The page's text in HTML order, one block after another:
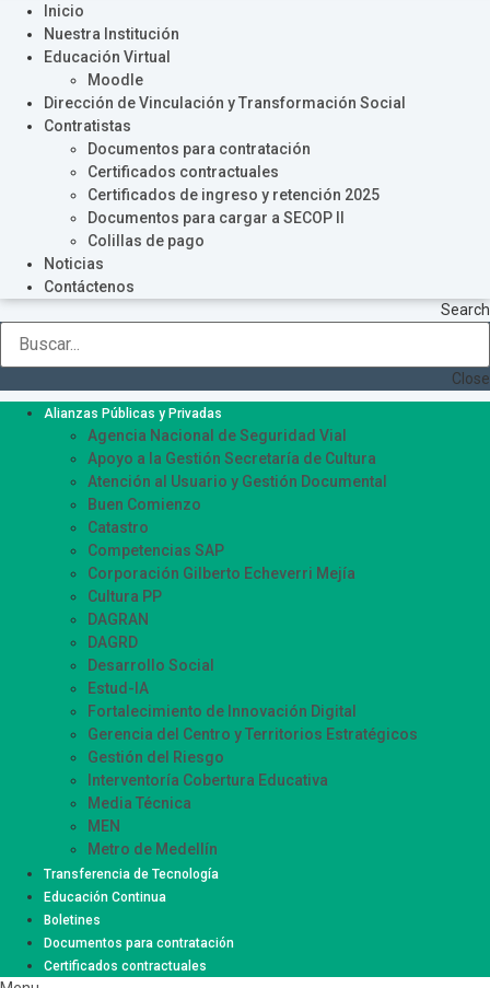
Inicio
Nuestra Institución
Educación Virtual
Moodle
Dirección de Vinculación y Transformación Social
Contratistas
Documentos para contratación
Certificados contractuales
Certificados de ingreso y retención 2025
Documentos para cargar a SECOP II
Colillas de pago
Noticias
Contáctenos
Search
Close
Alianzas Públicas y Privadas
Agencia Nacional de Seguridad Vial
Apoyo a la Gestión Secretaría de Cultura
Atención al Usuario y Gestión Documental
Buen Comienzo
Catastro
Competencias SAP
Corporación Gilberto Echeverri Mejía
Cultura PP
DAGRAN
DAGRD
Desarrollo Social
Estud-IA
Fortalecimiento de Innovación Digital
Gerencia del Centro y Territorios Estratégicos
Gestión del Riesgo
Interventoría Cobertura Educativa
Media Técnica
MEN
Metro de Medellín
Movilidad Supervisión
Participación Ciudadana
Sistemas de Información Innovación – SIISMED
SIRMED
Transferencia de Tecnología
Educación Continua
Boletines
Documentos para contratación
Certificados contractuales